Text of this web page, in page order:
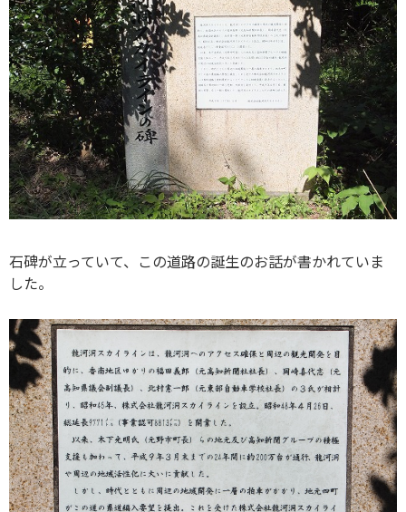
石碑が立っていて、この道路の誕生のお話が書かれていま
した。